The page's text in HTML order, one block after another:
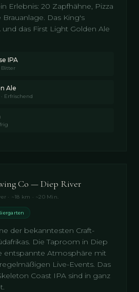
Erlebnis: 20 Zapfhähne, Pizza
Brauanlage. Das King's
das First Light Golden Ale
IPA
Bitter
Ale
Erfrischend
Co — Diep River
· ~18 km · ~20 Min.
der bekanntesten Craft-
Die Taproom in Diep
entspannte Atmosphäre mit
Live-Events. Das
Coast IPA sind in ganz